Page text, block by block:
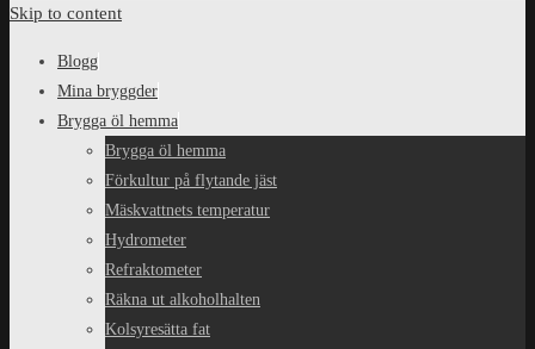
Skip to content
Blogg
Mina bryggder
Brygga öl hemma
Brygga öl hemma
Förkultur på flytande jäst
Mäskvattnets temperatur
Hydrometer
Refraktometer
Räkna ut alkoholhalten
Kolsyresätta fat